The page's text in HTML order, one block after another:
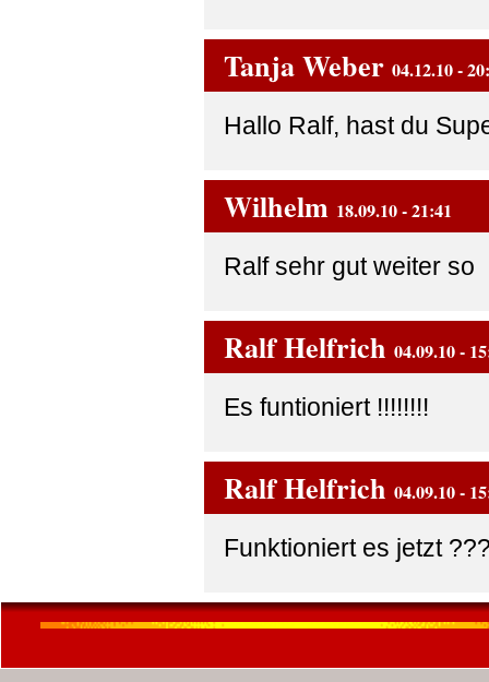
Tanja Weber 04.12.10 -
Hallo Ralf, hast du
Wilhelm 18.09.10 - 21:41
Ralf sehr gut weiter so
Ralf Helfrich 04.09.10 -
Es funtioniert !!!!!!!!
Ralf Helfrich 04.09.10 -
Funktioniert es jetzt